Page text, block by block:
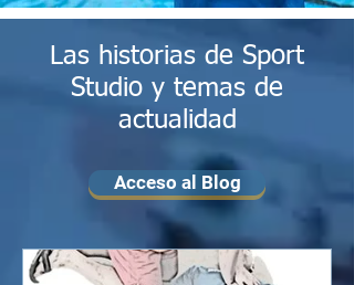
Las historias de Sport
Studio y temas de
actualidad
Acceso al Blog